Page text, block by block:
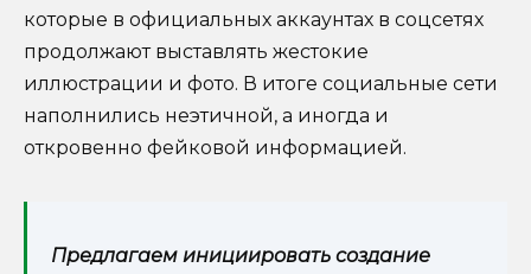
которые в официальных аккаунтах в соцсетях
продолжают выставлять жестокие
иллюстрации и фото. В итоге социальные сети
наполнились неэтичной, а иногда и
откровенно фейковой информацией.
Предлагаем инициировать создание